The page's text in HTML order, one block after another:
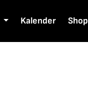
Kalender Shop